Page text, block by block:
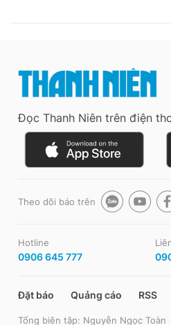
Đọc Thanh Niên trên điện
Theo dõi báo trên
Hotline
0906 645 777
Đặt báo Quảng cáo RSS
Tổng biên tập: Nguyễn Ngọc Toàn